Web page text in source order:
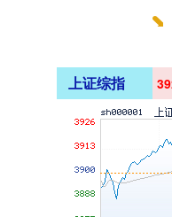
上证综指